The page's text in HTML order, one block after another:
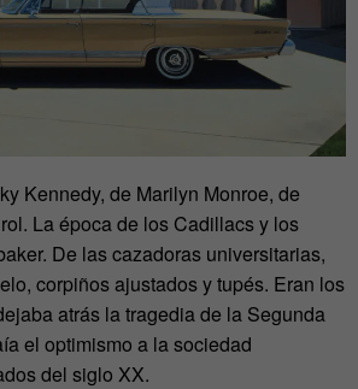
Kennedy, de Marilyn Monroe, de
La época de los Cadillacs y los
De las cazadoras universitarias,
corpiños ajustados y tupés. Eran los
atrás la tragedia de la Segunda
el optimismo a la sociedad
del siglo XX.